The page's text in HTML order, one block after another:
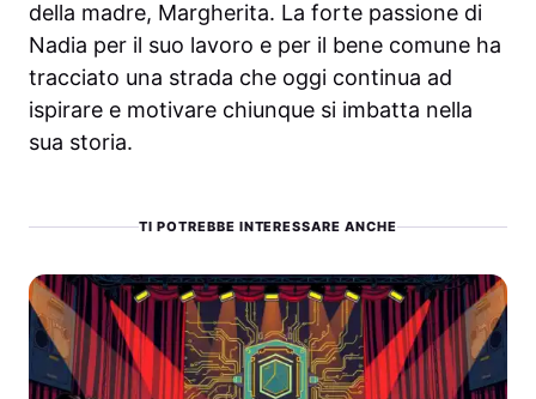
della madre, Margherita. La forte passione di
Nadia per il suo lavoro e per il bene comune ha
tracciato una strada che oggi continua ad
ispirare e motivare chiunque si imbatta nella
sua storia.
TI POTREBBE INTERESSARE ANCHE